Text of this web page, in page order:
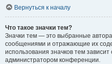
Вернуться к началу
Что такое значки тем?
Значки тем — это выбранные
сообщениями и отражающие их
использования значков тем
администратором конференции.